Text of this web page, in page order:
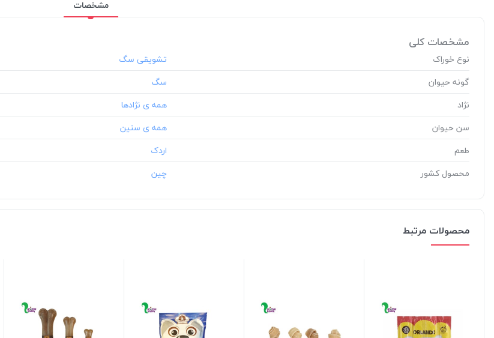
مشخصات
مشخصات کلی
نوع خوراک
گونه حیوان
نژاد
سن حیوان
طعم
محصول کشور
محصولات مرتبط